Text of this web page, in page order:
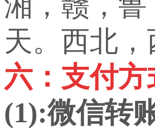
天。西北
六：支付方
(1):微信转